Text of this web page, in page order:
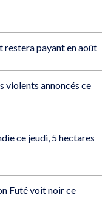
restera payant en août
violents annoncés ce
ce jeudi, 5 hectares
Futé voit noir ce